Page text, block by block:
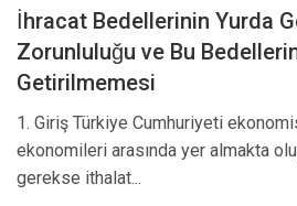
İhracat Bedellerinin Yurda
Zorunluluğu ve Bu
Getirilmemesi
1. Giriş Türkiye Cumhuriyeti
ekonomileri arasında yer almakta
gerekse ithalat...